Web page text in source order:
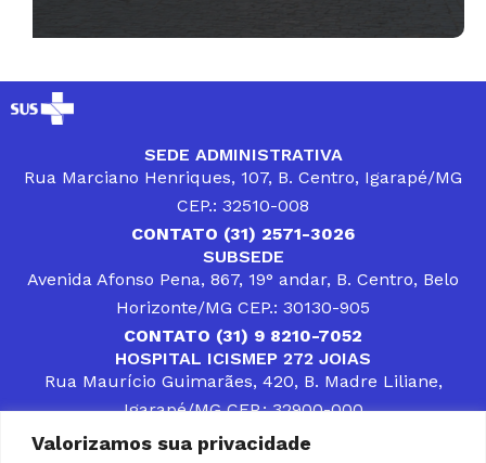
Valorizamos sua privacidade
SEDE ADMINISTRATIVA
Rua Marciano Henriques, 107, B. Centro, Igarapé/MG
CEP.: 32510-008
CONTATO (31) 2571-3026
SUBSEDE
Avenida Afonso Pena, 867, 19° andar, B. Centro, Belo
Horizonte/MG CEP.: 30130-905
CONTATO (31) 9 8210-7052
HOSPITAL ICISMEP 272 JOIAS
Rua Maurício Guimarães, 420, B. Madre Liliane,
Igarapé/MG CEP.: 32900-000
CONTATOS (31) 3512-4400 ou (31) 9 8309-8660